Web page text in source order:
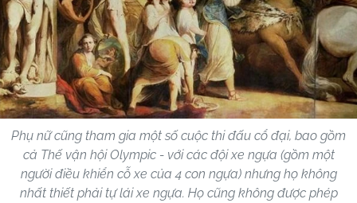
Phụ nữ cũng tham gia một số cuộc thi đấu cổ đại, bao gồm
cả Thế vận hội Olympic - với các đội xe ngựa (gồm một
người điều khiển cỗ xe của 4 con ngựa) nhưng họ không
nhất thiết phải tự lái xe ngựa. Họ cũng không được phép